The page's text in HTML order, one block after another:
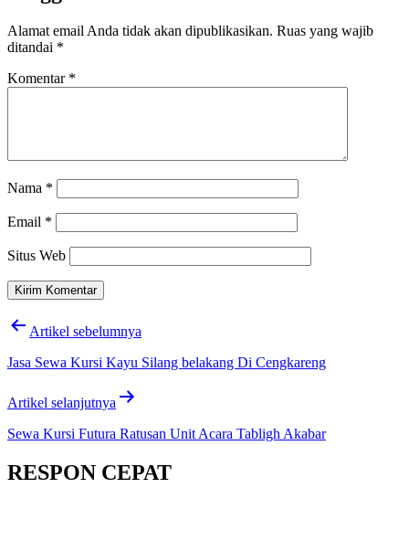
Alamat email Anda tidak akan dipublikasikan. Ruas yang wajib
ditandai *
Komentar *
Nama *
Email *
Situs Web
Navigasi
Artikel sebelumnya
Jasa Sewa Kursi Kayu Silang belakang Di Cengkareng
Artikel selanjutnya
Sewa Kursi Futura Ratusan Unit Acara Tabligh Akabar
RESPON CEPAT